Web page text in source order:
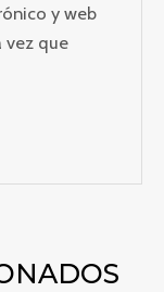
y web
vez que